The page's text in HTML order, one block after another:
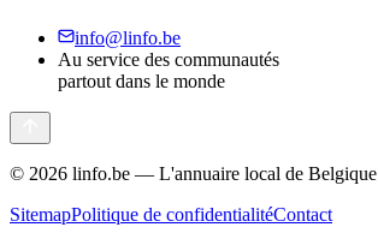
info@linfo.be
Au service des communautés
partout dans le monde
© 2026 linfo.be — L'annuaire local de Belgique
SitemapPolitique de confidentialitéContact